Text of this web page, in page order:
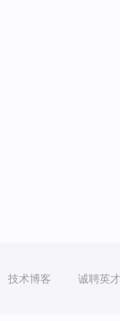
技术博客 诚聘英才